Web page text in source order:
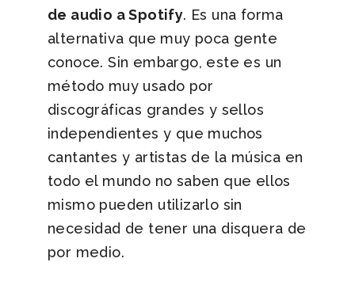
de audio a Spotify. Es una forma
alternativa que muy poca gente
conoce. Sin embargo, este es un
método muy usado por
discográficas grandes y sellos
independientes y que muchos
cantantes y artistas de la música en
todo el mundo no saben que ellos
mismo pueden utilizarlo sin
necesidad de tener una disquera de
por medio.